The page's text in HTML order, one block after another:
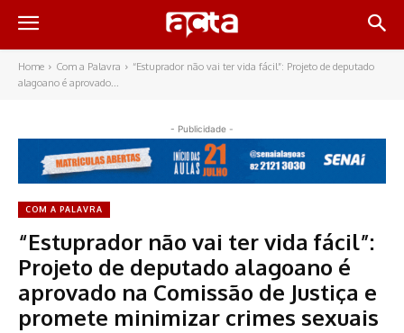
Home Com a Palavra
“Estuprador não vai ter vida fácil”: Projeto de deputado
alagoano é aprovado...
- Publicidade -
COM A PALAVRA
“Estuprador não vai ter vida fácil”:
Projeto de deputado alagoano é
aprovado na Comissão de Justiça e
promete minimizar crimes sexuais